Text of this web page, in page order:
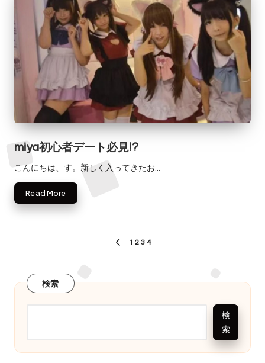
康
派
送
・
伴
遊
miya初心者デート必見!?
こんにちは、す。新しく入ってきたお…
Read More
の
ジ
PREVIOUS
1 2 3 4
検索
検
索